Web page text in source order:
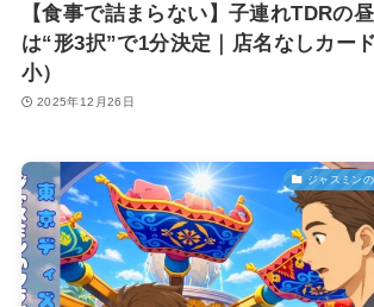
【食事で詰まらない】子連れTDRの
は“形3択”で1分決定｜店名なしカー
小）
2025年12月26日
ジャスミン